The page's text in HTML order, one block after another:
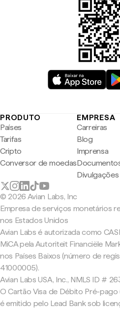
PRODUTO
Países
Tarifas
Cripto
Conversor de moedas
EMPRESA
Carreiras
Blog
Imprensa
Divulgações
© 2026 Avian Labs, Inc
Empresa de serviços monetários
nos Estados Unidos
Avian Labs é autorizada como
MiCA pela Autoriteit Financiële
nos Países Baixos (número de
41000005).
Avian Labs USA, Inc., NMLS ID #
O Cartão Visa de Débito Pré-pago
é emitido pelo Lead Bank sob